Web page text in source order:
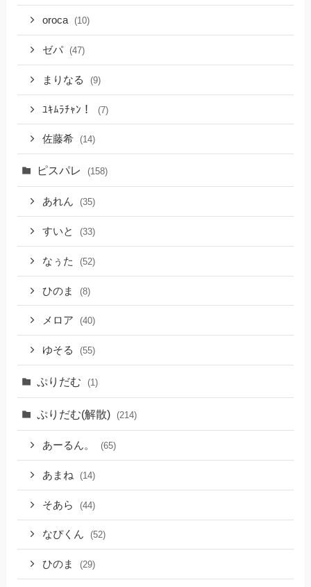
oroca (10)
ゼパ (47)
まりなる (9)
ﾕｷﾑﾗﾁｬﾝ！ (7)
佐藤希 (14)
ピスパレ (158)
あれん (35)
すいと (33)
なぅた (52)
ひのま (8)
メロア (40)
ゆそる (55)
ぷりだむ (1)
ぷりだむ(解散) (214)
あーるん。 (65)
あまね (14)
そあら (44)
なぴくん (52)
ひのま (29)